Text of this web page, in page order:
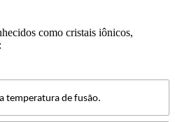
como cristais iônicos,
temperatura de fusão.